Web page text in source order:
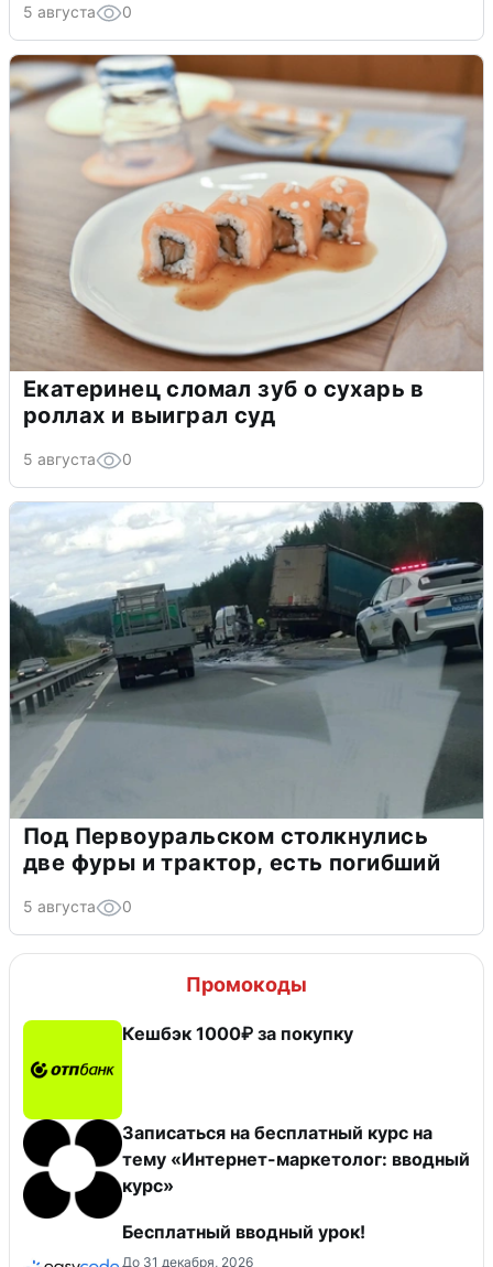
5 августа 0
Екатеринец сломал зуб о сухарь в
роллах и выиграл суд
5 августа 0
Под Первоуральском столкнулись
две фуры и трактор, есть погибший
5 августа 0
Промокоды
Кешбэк 1000₽ за покупку
Записаться на бесплатный курс на
тему «Интернет-маркетолог: вводный
курс»
Бесплатный вводный урок!
До 31 декабря, 2026